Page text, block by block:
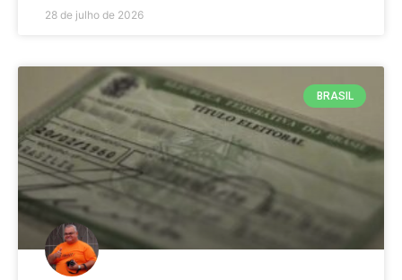
28 de julho de 2026
BRASIL